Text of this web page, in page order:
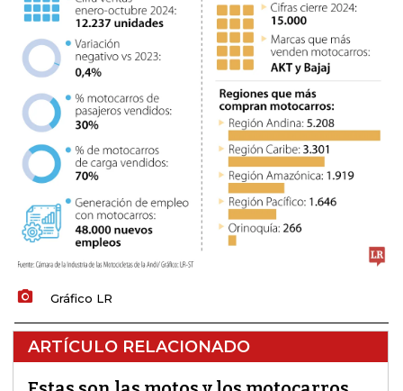
Gráfico LR
ARTÍCULO RELACIONADO